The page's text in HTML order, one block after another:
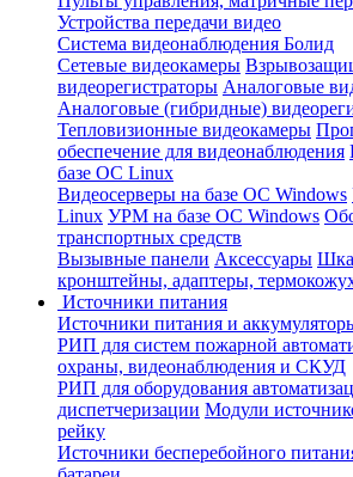
Устройства передачи видео
Система видеонаблюдения Болид
Сетевые видеокамеры
видеорегистраторы Аналоговые
Аналоговые (гибридные)
Тепловизионные видеокамеры
обеспечение для видеонаблюдения
базе ОС Linux
Видеосерверы на базе ОС Windows
Linux УРМ на базе ОС Windows
транспортных средств
Вызывные панели Аксессуары
кронштейны, адаптеры,
Источники питания
Источники питания и
РИП для систем пожарной
охраны, видеонаблюдения и СКУД
РИП для оборудования
диспетчеризации Модули
рейку
Источники бесперебойного